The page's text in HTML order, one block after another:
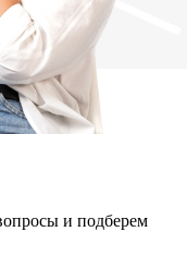
и подберем